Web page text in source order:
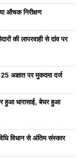
औचक निरीक्षण
की लापरवाही से दांव पर
अज्ञात पर मुकदमा दर्ज
हुआ धारासाई, बेघर हुआ
विधान से अंतिम संस्कार